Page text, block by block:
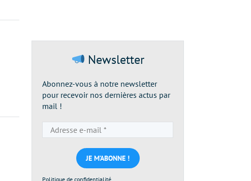
Newsletter
Abonnez-vous à notre newsletter
pour recevoir nos dernières actus par
mail !
e-
mail
*
Politique de confidentialité